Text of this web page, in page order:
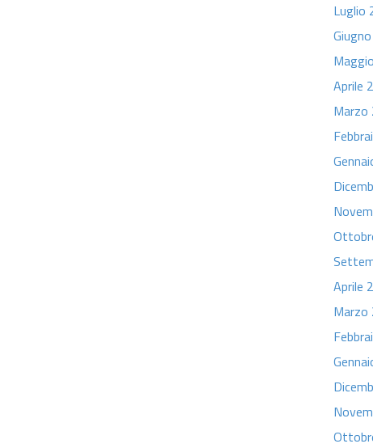
Luglio
Aprile
Marzo
Aprile
Marzo